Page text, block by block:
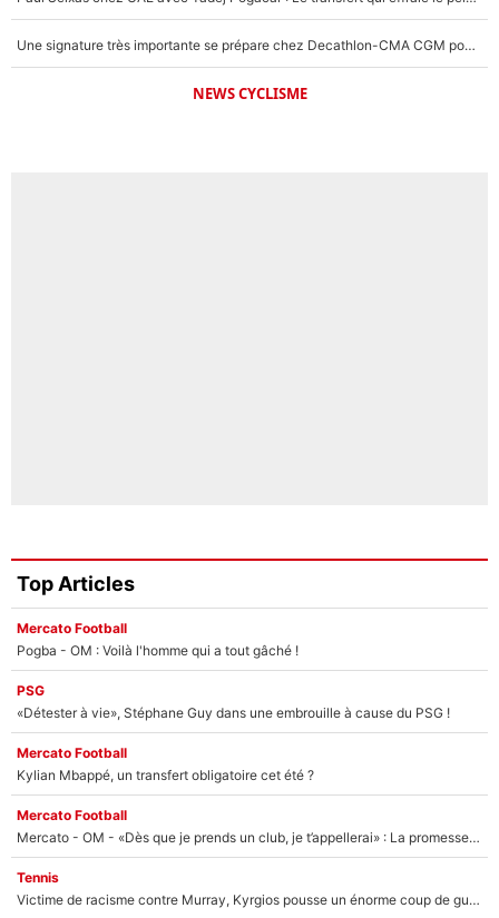
Une signature très importante se prépare chez Decathlon-CMA CGM pour aider Paul Seixas à gagner le Tour de France 2027
NEWS CYCLISME
Top Articles
Mercato Football
Pogba - OM : Voilà l'homme qui a tout gâché !
PSG
«Détester à vie», Stéphane Guy dans une embrouille à cause du PSG !
Mercato Football
Kylian Mbappé, un transfert obligatoire cet été ?
Mercato Football
Mercato - OM - «Dès que je prends un club, je t’appellerai» : La promesse de Marcelino au moment de claquer la porte
Tennis
Victime de racisme contre Murray, Kyrgios pousse un énorme coup de gueule !